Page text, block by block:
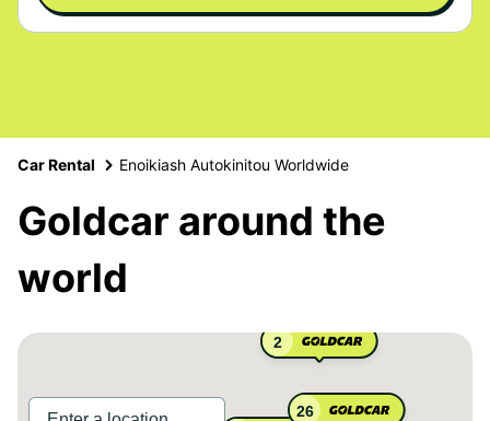
Car Rental Enoikiash Autokinitou Worldwide
Goldcar around the
world
26
2